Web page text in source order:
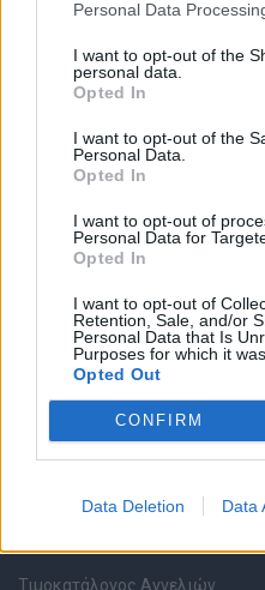
Personal Data
I want to opt-out of the
personal data.
Opted In
I want to opt-out of the
Personal Data.
Opted In
I want to opt-out of
Personal Data for
Opted In
I want to opt-out of
Retention, Sale, and/or
Personal Data that Is
Purposes for which it
Opted Out
CONFIRM
Data Deletion Data
Καταχώρηση Online Βιογραφικού
Συμβουλές Καριέρας
HR corner
Ερωτήσεις συνεντεύξεων
Υπολογισμός καθαρού μισθού
Υπηρεσίες εταιριών
Τιμοκατάλογος Αγγελιών